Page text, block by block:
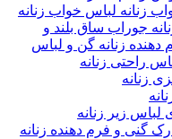
لباس خواب زنانه
جوراب ساق بلند و
گن و لباس
راحتی زنانه
زنانه
زیر زنانه
گنی و فرم دهنده زنانه